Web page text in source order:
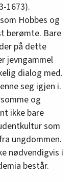
1673).
Hobbes og
berømte. Bare
på dette
jevngammel
dialog med.
seg igjen i.
og
ikke bare
som
ungdommen.
nødvendigvis i
består.